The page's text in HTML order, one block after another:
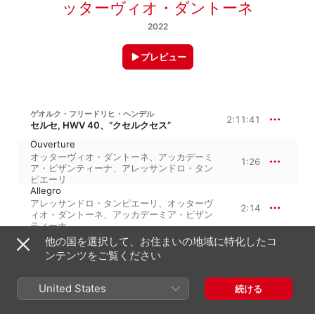
ッターヴィオ・ダントーネ
2022
プレビュー
ゲオルク・フリードリヒ・ヘンデル
セルセ, HWV 40、“クセルクセス” 2:11:41
Ouverture
オッターヴィオ・ダントーネ、 アッカデーミ
ア・ビザンティーナ、 アレッサンドロ・タン
ピエーリ
1:26
Allegro
アレッサンドロ・タンピエーリ 、 オッターヴ
ィオ・ダントーネ、 アッカデーミア・ビザン
ティーナ
2:14
Scene 1. "Rec. Acc. Frondi tenere, e
belle" Aria. "Ombra mai fu" (Serse)
アリアンナ・ヴェンディテッリ 、
ントーネ
Scene 2. "Rec. Siam giunti, Elviro",
他の国を選択して、お住まいの地域に特化したコ
ンテンツをご覧ください
United States 続ける